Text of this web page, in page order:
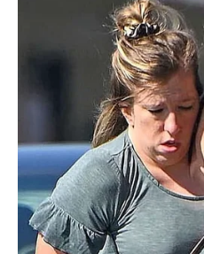
DJEVICA
Karma vam donosi
Jedan problem koji vas je
rješava.
Karmička nagrada
Mir i osjećaj kontrole.